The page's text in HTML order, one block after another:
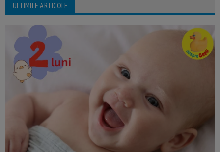
ULTIMILE ARTICOLE